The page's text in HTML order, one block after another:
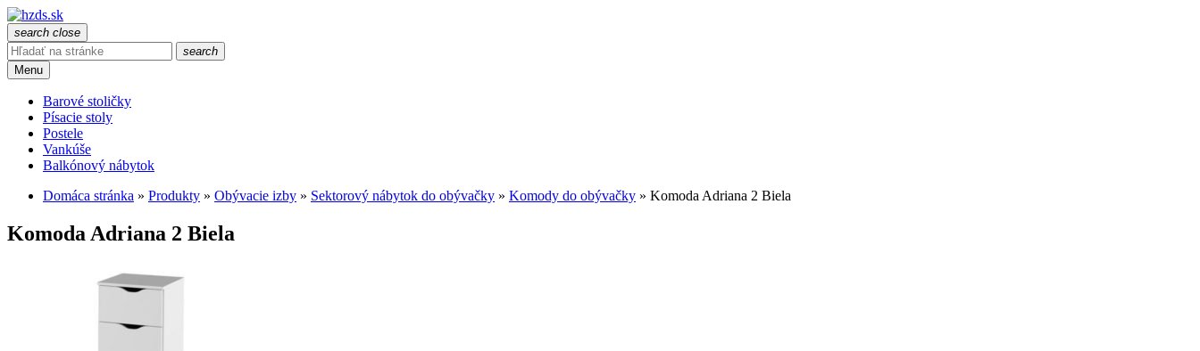
search close
search
Menu
Barové stoličky
Písacie stoly
Postele
Vankúše
Balkónový nábytok
Domáca stránka » Produkty » Obývacie izby » Sektorový nábytok do obývačky » Komody do obývačky » Komoda Adriana 2 Biela
Komoda Adriana 2 Biela